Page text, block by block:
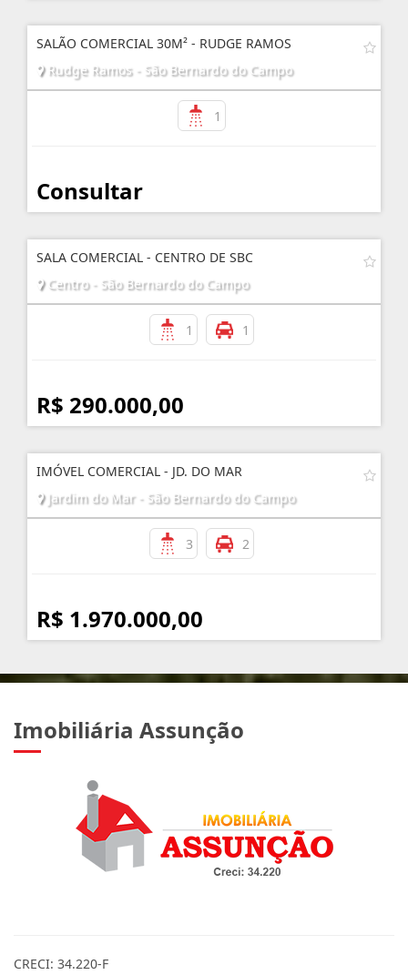
SALÃO COMERCIAL 30M² - RUDGE RAMOS
Rudge Ramos - São Bernardo do Campo
1
Consultar
SALA COMERCIAL - CENTRO DE SBC
Centro - São Bernardo do Campo
1 1
R$ 290.000,00
IMÓVEL COMERCIAL - JD. DO MAR
Jardim do Mar - São Bernardo do Campo
3 2
R$ 1.970.000,00
Imobiliária Assunção
CRECI: 34.220-F